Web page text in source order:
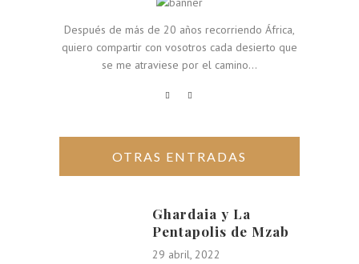
Después de más de 20 años recorriendo África,
quiero compartir con vosotros cada desierto que
se me atraviese por el camino...
OTRAS ENTRADAS
Ghardaia y La
Pentapolis de Mzab
29 abril, 2022